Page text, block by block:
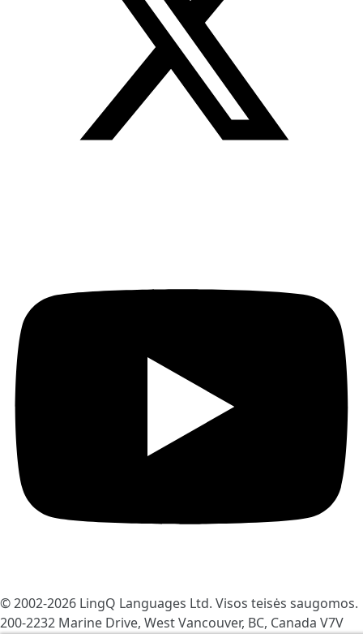
© 2002-2026 LingQ Languages Ltd. Visos teisės saugomos.
200-2232 Marine Drive, West Vancouver, BC, Canada V7V